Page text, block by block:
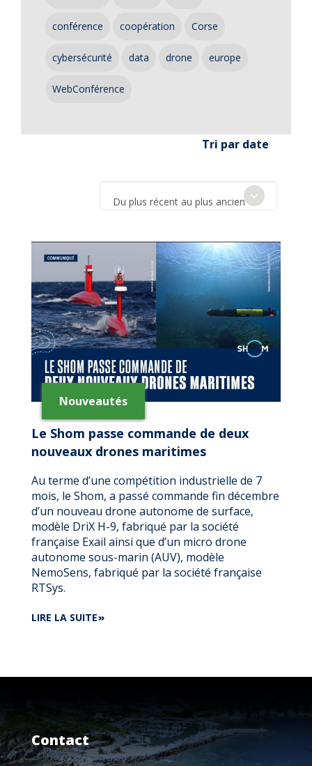
conférence coopération Corse
cybersécurité data drone europe
WebConférence
Tri par date
Du plus récent au plus ancien
Nouveautés
Le Shom passe commande de deux
nouveaux drones maritimes
Au terme d’une compétition industrielle de 7
mois, le Shom, a passé commande fin décembre
d’un nouveau drone autonome de surface,
modèle DriX H-9, fabriqué par la société
française Exail ainsi que d’un micro drone
autonome sous-marin (AUV), modèle
NemoSens, fabriqué par la société française
RTSys.
LIRE LA SUITEDE
NOUVEAUX
DRONES
MARITIMES
Contact